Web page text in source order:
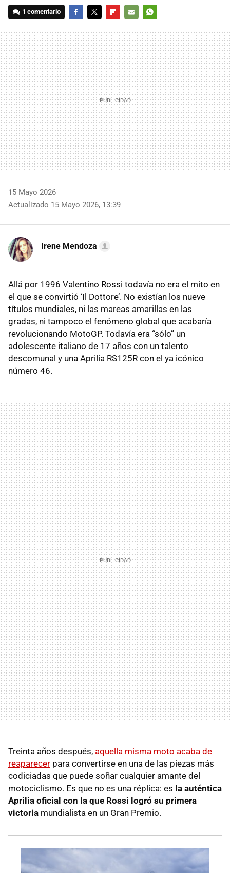
1 comentario
MAIL
15 Mayo 2026
Actualizado 15 Mayo 2026, 13:39
Irene Mendoza
Allá por 1996 Valentino Rossi todavía no era el mito en
el que se convirtió ‘Il Dottore’. No existían los nueve
títulos mundiales, ni las mareas amarillas en las
gradas, ni tampoco el fenómeno global que acabaría
revolucionando MotoGP. Todavía era “sólo” un
adolescente italiano de 17 años con un talento
descomunal y una Aprilia RS125R con el ya icónico
número 46.
Treinta años después, aquella misma moto acaba de
reaparecer para convertirse en una de las piezas más
codiciadas que puede soñar cualquier amante del
motociclismo. Es que no es una réplica: es la auténtica
Aprilia oficial con la que Rossi logró su primera
victoria mundialista en un Gran Premio.